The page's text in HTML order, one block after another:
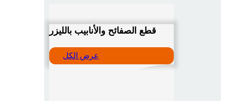
قطع الصفائح والأنابيب بالليزر
عرض الكل